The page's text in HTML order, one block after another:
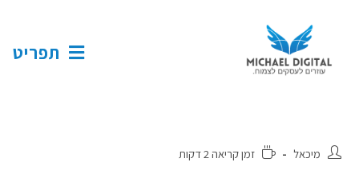
תפריט
מיכאל זמן קריאה 2 דקות